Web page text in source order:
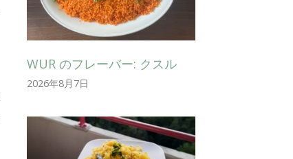
WUR のフレーバー: クスル
2026年8月7日